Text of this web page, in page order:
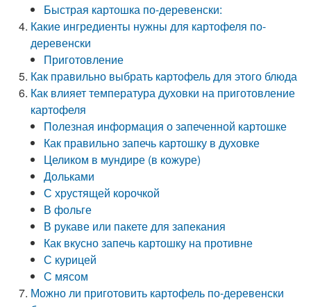
Быстрая картошка по-деревенски:
Какие ингредиенты нужны для картофеля по-
деревенски
Приготовление
Как правильно выбрать картофель для этого блюда
Как влияет температура духовки на приготовление
картофеля
Полезная информация о запеченной картошке
Как правильно запечь картошку в духовке
Целиком в мундире (в кожуре)
Дольками
С хрустящей корочкой
В фольге
В рукаве или пакете для запекания
Как вкусно запечь картошку на противне
С курицей
С мясом
Можно ли приготовить картофель по-деревенски